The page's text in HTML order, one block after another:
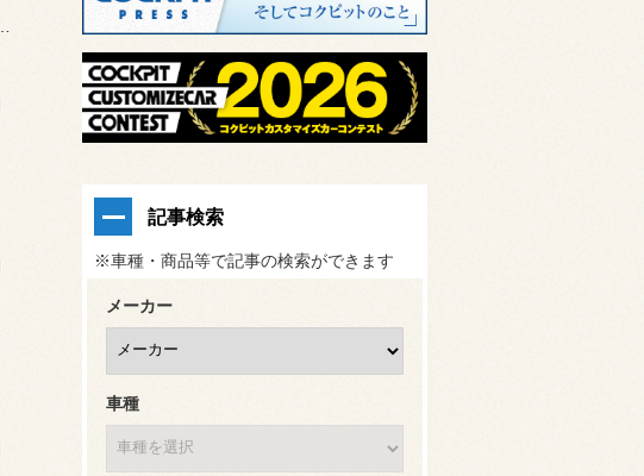
記事検索
※車種・商品等で記事の検索ができます
メーカー
車種